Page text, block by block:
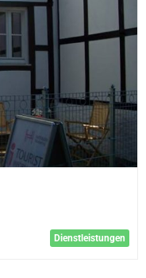
Dienstleistungen